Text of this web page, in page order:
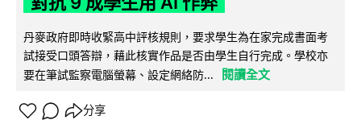
丹麥政府即時收緊高中評核規則，要求學生為在家完成書面考
試接受口頭答辯，藉此核實作品是否由學生自行完成。學校亦
要在筆試監察電腦螢幕、設定網絡防...
閱讀全文
分享